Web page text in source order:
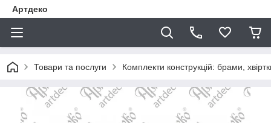
Артдеко
Товари та послуги Комплекти конструкцій: брами,